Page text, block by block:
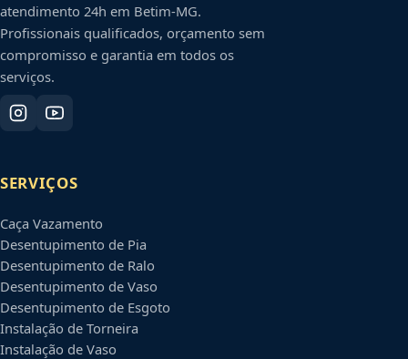
atendimento 24h em Betim-MG.
Profissionais qualificados, orçamento sem
compromisso e garantia em todos os
serviços.
SERVIÇOS
Caça Vazamento
Desentupimento de Pia
Desentupimento de Ralo
Desentupimento de Vaso
Desentupimento de Esgoto
Instalação de Torneira
Instalação de Vaso